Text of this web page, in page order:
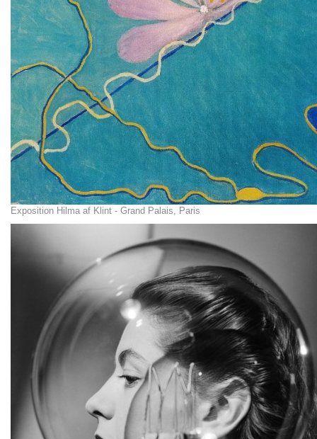
Exposition Hilma af Klint - Grand Palais, Paris